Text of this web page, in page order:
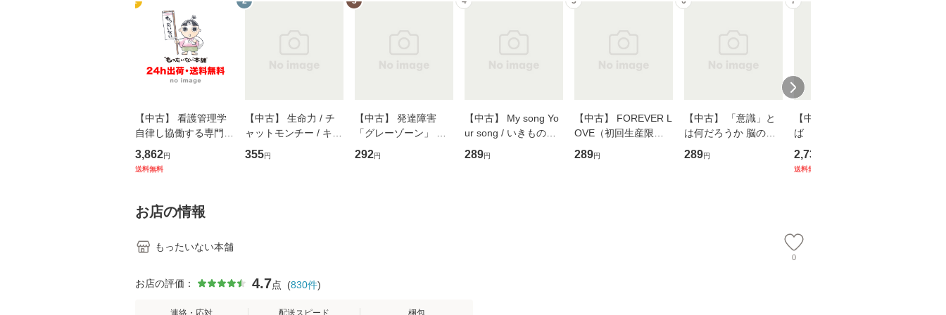
【中古】 看護管理学
自律し協働する専門職
の看護マネジメントス
キル 改訂第3版 (看護
堂 [単行
3,862円
送料無料
【中古】 生命力 / チ
ャットモンチー / キュ
ーンレコード [CD]
【メール便送料無料】
355円
【中古】 発達障害
「グレーゾーン」 そ
の正しい理解と克服法
(SB新書 572) / 岡田尊
292円
【中古】 My song Yo
ur song / いきものが
かり / [CD]【メール便
送料無料】
289円
【中古】 FOREVER L
OVE（初回生産限定
盤） / 清水翔太×加藤
ミリヤ / [CD]【メール
289円
【中古】 「意識」と
は何だろうか 脳の来
歴、知覚の錯誤 （講
談社現代新書） / 下条
289円
【中古】 耳をすませ
ば 〈2枚組〉 [DVD] /
ブエナ・ビスタ・ホー
ム・エンターテイメン
2,735
送料無料
お店の情報
もったいない本舗
0
お店の評価： 4.7点 (830件)